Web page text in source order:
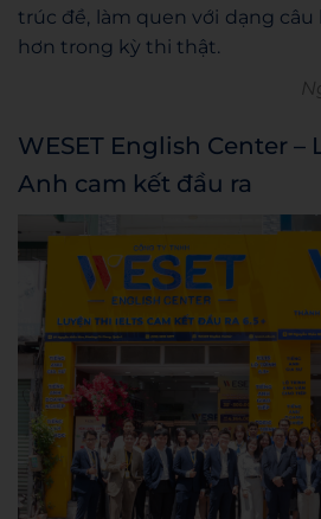
trúc đề, làm quen với dạng
hơn trong kỳ thi thật.
WESET English Center
Anh cam kết đầu ra